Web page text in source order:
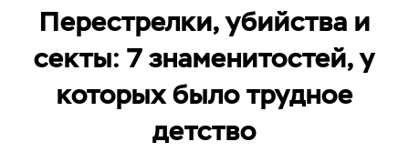
Перестрелки, убийства и
секты: 7 знаменитостей, у
которых было трудное
детство